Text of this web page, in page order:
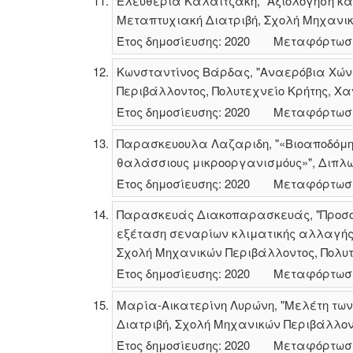
Μεταπτυχιακή Διατριβή, Σχολή
Έτος δημοσίευσης: 2020
Κωνσταντίνος Βάρδας, "Αναερόβια
Περιβάλλοντος, Πολυτεχνείο Κρήτης,
Έτος δημοσίευσης: 2020
Παρασκευουλα Λαζαριδη,
θαλάσσιους μικροοργανισμόυς»",
Έτος δημοσίευσης: 2020
Παρασκευάς Διακοπαρασκευάς,
εξέταση σεναρίων κλιματικής
Σχολή Μηχανικών Περιβάλλοντος,
Έτος δημοσίευσης: 2020
Μαρία-Αικατερίνη Λυρώνη, "Μελέτη
Διατριβή, Σχολή Μηχανικών
Έτος δημοσίευσης: 2020